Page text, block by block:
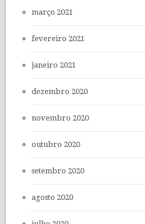
março 2021
fevereiro 2021
janeiro 2021
dezembro 2020
novembro 2020
outubro 2020
setembro 2020
agosto 2020